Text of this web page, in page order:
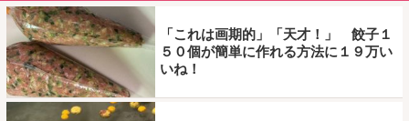
「これは画期的」「天才！」 餃子１
５０個が簡単に作れる方法に１９万い
いね！